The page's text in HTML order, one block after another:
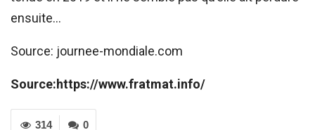
ensuite…
Source: journee-mondiale.com
Source:https://www.fratmat.info/
0
314